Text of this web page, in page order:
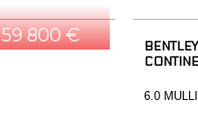
59 800 €
BENTLEY
6.0